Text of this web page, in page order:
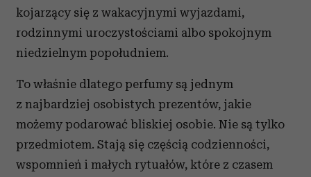
kojarzący się z wakacyjnymi wyjazdami,
rodzinnymi uroczystościami albo spokojnym
niedzielnym popołudniem.
To właśnie dlatego perfumy są jednym
z najbardziej osobistych prezentów, jakie
możemy podarować bliskiej osobie. Nie są tylko
przedmiotem. Stają się częścią codzienności,
wspomnień i małych rytuałów, które z czasem